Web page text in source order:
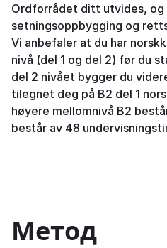
Ordforrådet ditt utvides, og
setningsoppbygging og
Vi anbefaler at du har
nivå (del 1 og del 2) før du
del 2 nivået bygger du
tilegnet deg på B2 del 1
høyere mellomnivå B2
består av 48
Метод